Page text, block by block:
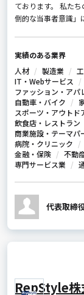
ております。 私た
倒的な当事者意識」
実績のある業界
人材
製造業
IT・Webサービス
ファッション・アパ
自動車・バイク
スポーツ・アウトド
飲食店・レストラン
商業施設・テーマパ
病院・クリニック
金融・保険
不動
専門サービス業
代表取締
RepStyle株